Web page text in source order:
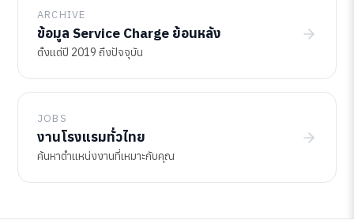
ARCHIVE
ข้อมูล Service Charge ย้อนหลัง
ตั้งแต่ปี 2019 ถึงปัจจุบัน
JOBS
งานโรงแรมทั่วไทย
ค้นหาตำแหน่งงานที่เหมาะกับคุณ